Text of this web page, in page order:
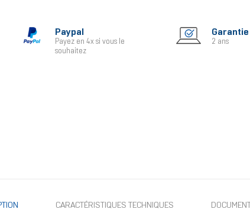
Paypal
Payez en 4x si vous le
souhaitez
Garantie
2 ans
CARACTÉRISTIQUES TECHNIQUES